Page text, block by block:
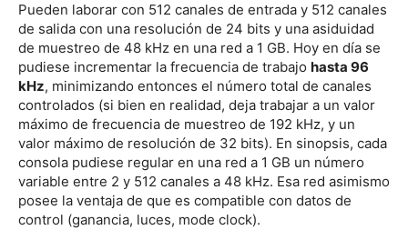
Pueden laborar con 512 canales de entrada y 512 canales
de salida con una resolución de 24 bits y una asiduidad
de muestreo de 48 kHz en una red a 1 GB. Hoy en día se
pudiese incrementar la frecuencia de trabajo hasta 96
kHz, minimizando entonces el número total de canales
controlados (si bien en realidad, deja trabajar a un valor
máximo de frecuencia de muestreo de 192 kHz, y un
valor máximo de resolución de 32 bits). En sinopsis, cada
consola pudiese regular en una red a 1 GB un número
variable entre 2 y 512 canales a 48 kHz. Esa red asimismo
posee la ventaja de que es compatible con datos de
control (ganancia, luces, mode clock).